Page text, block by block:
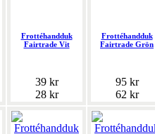
Frottéhandduk
Fairtrade Vit
39 kr
28 kr
Frottéhandduk
Fairtrade Grön
95 kr
62 kr